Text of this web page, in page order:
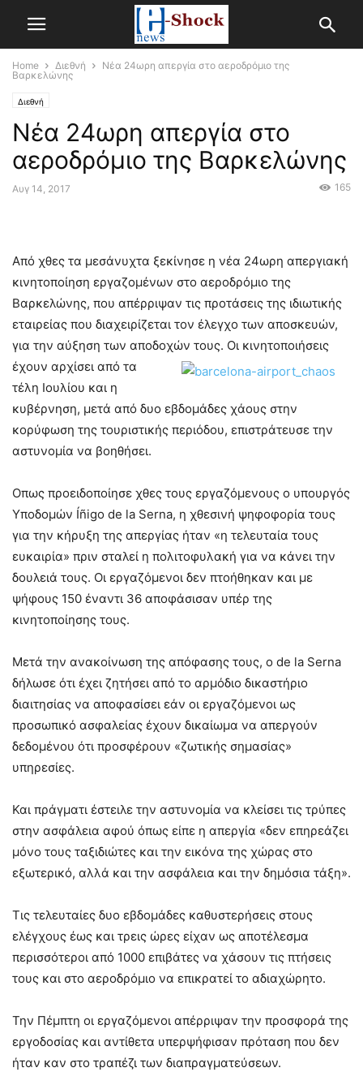
Home Διεθνή
Νέα 24ωρη απεργία στο αεροδρόμιο της
Βαρκελώνης
Διεθνή
Νέα 24ωρη απεργία στο
αεροδρόμιο της Βαρκελώνης
Αυγ 14, 2017 165
Από χθες τα μεσάνυχτα ξεκίνησε η νέα 24ωρη απεργιακή
κινητοποίηση εργαζομένων στο αεροδρόμιο της
Βαρκελώνης, που απέρριψαν τις προτάσεις της ιδιωτικής
εταιρείας που διαχειρίζεται τον έλεγχο των αποσκευών,
για την αύξηση των αποδοχών τους. Οι κινητοποιήσεις
έχουν αρχίσει από τα
τέλη Ιουλίου και η
κυβέρνηση, μετά από δυο εβδομάδες χάους στην
κορύφωση της τουριστικής περιόδου, επιστράτευσε την
αστυνομία να βοηθήσει.
Οπως προειδοποίησε χθες τους εργαζόμενους ο υπουργός
Υποδομών Íñigo de la Serna, η χθεσινή ψηφοφορία τους
για την κήρυξη της απεργίας ήταν «η τελευταία τους
ευκαιρία» πριν σταλεί η πολιτοφυλακή για να κάνει την
δουλειά τους. Οι εργαζόμενοι δεν πτοήθηκαν και με
ψήφους 150 έναντι 36 αποφάσισαν υπέρ της
κινητοποίησης τους.
Μετά την ανακοίνωση της απόφασης τους, ο de la Serna
δήλωσε ότι έχει ζητήσει από το αρμόδιο δικαστήριο
διαιτησίας να αποφασίσει εάν οι εργαζόμενοι ως
προσωπικό ασφαλείας έχουν δικαίωμα να απεργούν
δεδομένου ότι προσφέρουν «ζωτικής σημασίας»
υπηρεσίες.
Και πράγματι έστειλε την αστυνομία να κλείσει τις τρύπες
στην ασφάλεια αφού όπως είπε η απεργία «δεν επηρεάζει
μόνο τους ταξιδιώτες και την εικόνα της χώρας στο
εξωτερικό, αλλά και την ασφάλεια και την δημόσια τάξη».
Τις τελευταίες δυο εβδομάδες καθυστερήσεις στους
ελέγχους έως και τρεις ώρες είχαν ως αποτέλεσμα
περισσότεροι από 1000 επιβάτες να χάσουν τις πτήσεις
τους και στο αεροδρόμιο να επικρατεί το αδιαχώρητο.
Την Πέμπτη οι εργαζόμενοι απέρριψαν την προσφορά της
εργοδοσίας και αντίθετα υπερψήφισαν πρόταση που δεν
ήταν καν στο τραπέζι των διαπραγματεύσεων.